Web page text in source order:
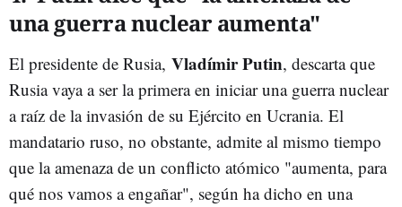
una guerra nuclear aumenta"
El presidente de Rusia, Vladímir Putin, descarta que
Rusia vaya a ser la primera en iniciar una guerra nuclear
a raíz de la invasión de su Ejército en Ucrania. El
mandatario ruso, no obstante, admite al mismo tiempo
que la amenaza de un conflicto atómico "aumenta, para
qué nos vamos a engañar", según ha dicho en una